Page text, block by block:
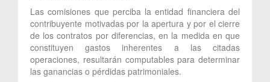
Las comisiones que perciba la entidad financiera del
contribuyente motivadas por la apertura y por el cierre
de los contratos por diferencias, en la medida en que
constituyen gastos inherentes a las citadas
operaciones, resultarán computables para determinar
las ganancias o pérdidas patrimoniales.